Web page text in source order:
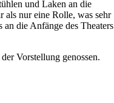
und Laken an die
als nur eine Rolle, was sehr
die Anfänge des Theaters
Vorstellung genossen.